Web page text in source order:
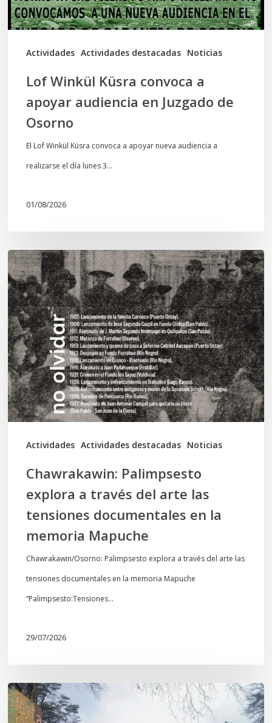
Actividades Actividades destacadas Noticias
en
Juzgado
Lof Winkül Küsra convoca a
apoyar audiencia en Juzgado de
Osorno
El Lof Winkül Küsra convoca a apoyar nueva audiencia a
realizarse el día lunes 3…
01/08/2026
Actividades Actividades destacadas Noticias
Chawrakawin:
Palimpsesto
explora
a
través
del
arte
las
tensiones
documentales
memoria
Mapuche
Chawrakawin: Palimpsesto
explora a través del arte las
tensiones documentales en la
memoria Mapuche
Chawrakawin/Osorno: Palimpsesto explora a través del arte las
tensiones documentales en la memoria Mapuche
“Palimpsesto:Tensiones…
29/07/2026
En
defensa